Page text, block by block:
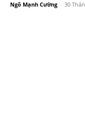
Ngô Mạnh Cường - 30